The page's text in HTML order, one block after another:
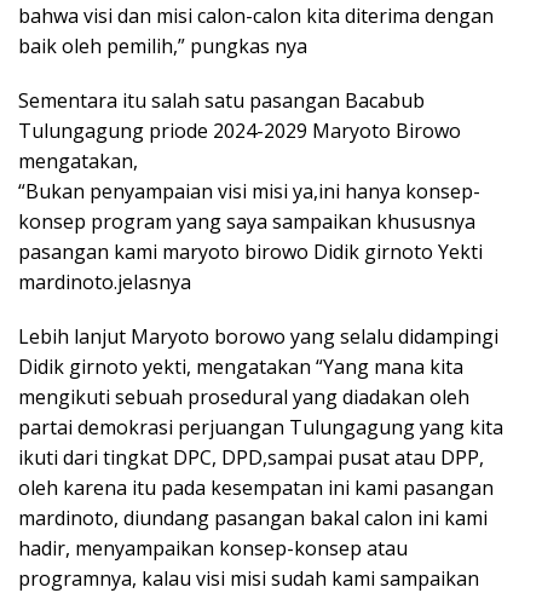
bahwa visi dan misi calon-calon kita diterima dengan
baik oleh pemilih,” pungkas nya
Sementara itu salah satu pasangan Bacabub
Tulungagung priode 2024-2029 Maryoto Birowo
mengatakan,
“Bukan penyampaian visi misi ya,ini hanya konsep-
konsep program yang saya sampaikan khususnya
pasangan kami maryoto birowo Didik girnoto Yekti
mardinoto.jelasnya
Lebih lanjut Maryoto borowo yang selalu didampingi
Didik girnoto yekti, mengatakan “Yang mana kita
mengikuti sebuah prosedural yang diadakan oleh
partai demokrasi perjuangan Tulungagung yang kita
ikuti dari tingkat DPC, DPD,sampai pusat atau DPP,
oleh karena itu pada kesempatan ini kami pasangan
mardinoto, diundang pasangan bakal calon ini kami
hadir, menyampaikan konsep-konsep atau
programnya, kalau visi misi sudah kami sampaikan